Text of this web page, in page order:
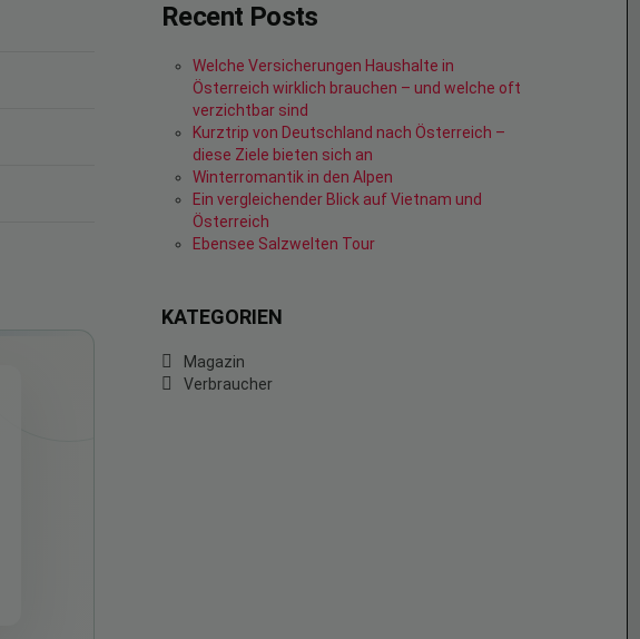
Recent Posts
Welche Versicherungen Haushalte in
Österreich wirklich brauchen – und welche oft
verzichtbar sind
Kurztrip von Deutschland nach Österreich –
diese Ziele bieten sich an
Winterromantik in den Alpen
Ein vergleichender Blick auf Vietnam und
Österreich
Ebensee Salzwelten Tour
KATEGORIEN
Magazin
Verbraucher